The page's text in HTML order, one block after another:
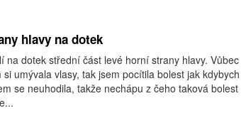
hlavy na dotek
na dotek střední část levé horní strany hlavy. Vůbec
umývala vlasy, tak jsem pocítila bolest jak kdybych
se neuhodila, takže nechápu z čeho taková bolest